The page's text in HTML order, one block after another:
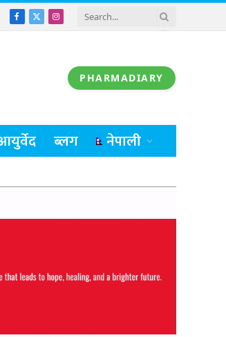
Facebook
X
Instagram
PHARMADIARY
ब्लग नेपाली